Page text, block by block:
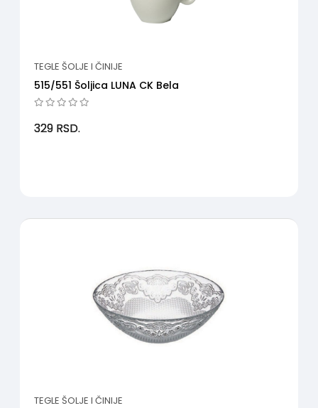
TEGLE ŠOLJE I ČINIJE
515/551 Šoljica LUNA CK Bela
329 RSD.
TEGLE ŠOLJE I ČINIJE